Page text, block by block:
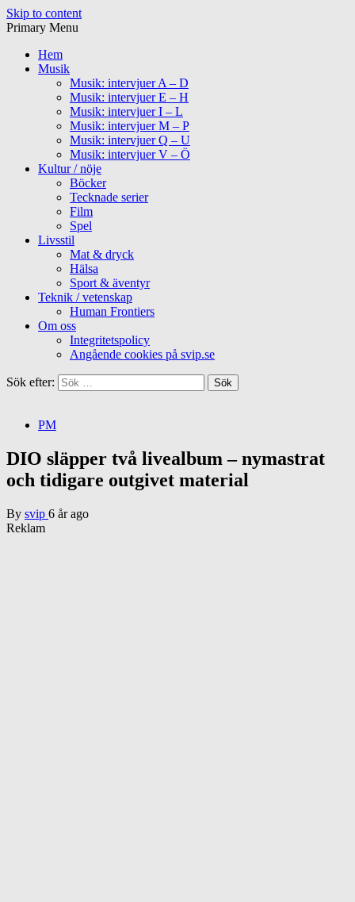
Skip to content
Primary Menu
Hem
Musik
Musik: intervjuer A – D
Musik: intervjuer E – H
Musik: intervjuer I – L
Musik: intervjuer M – P
Musik: intervjuer Q – U
Musik: intervjuer V – Ö
Kultur / nöje
Böcker
Tecknade serier
Film
Spel
Livsstil
Mat & dryck
Hälsa
Sport & äventyr
Teknik / vetenskap
Human Frontiers
Om oss
Integritetspolicy
Angående cookies på svip.se
Sök efter:
PM
DIO släpper två livealbum – nymastrat
och tidigare outgivet material
By svip 6 år ago
Reklam